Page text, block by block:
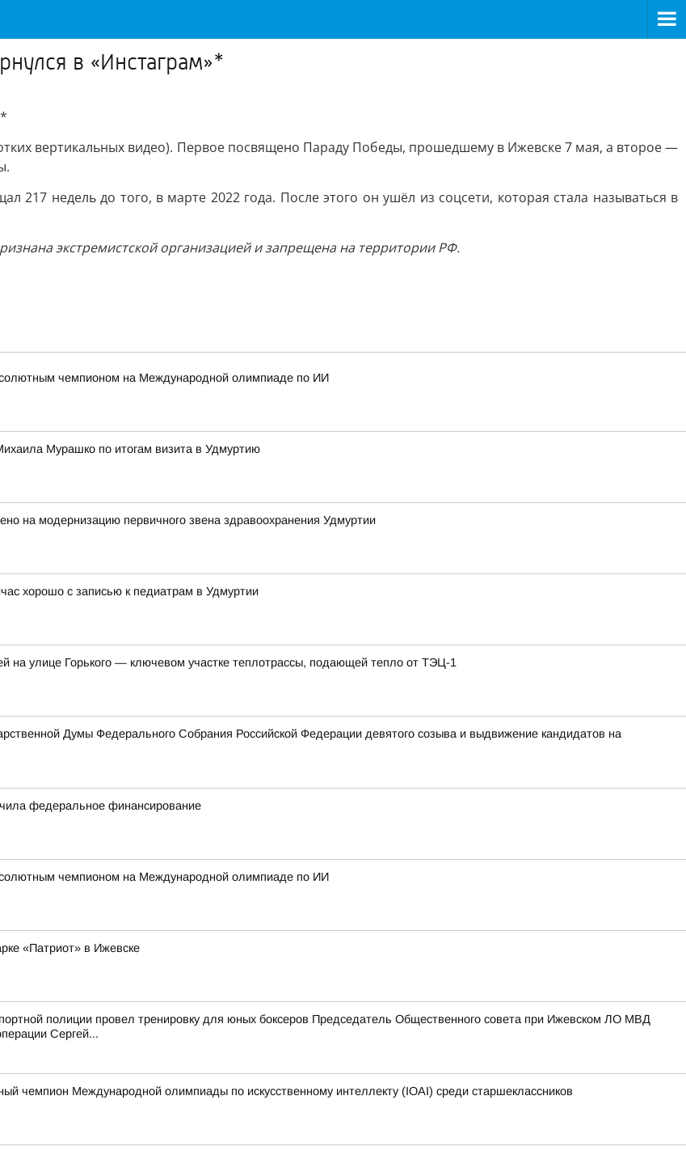
в «Инстаграм»*
вертикальных видео). Первое посвящено Параду Победы, прошедшему в Ижевске 7 мая, а второе —
217 недель до того, в марте 2022 года. После этого он ушёл из соцсети, которая стала называться в
экстремистской организацией и запрещена на территории РФ.
чемпионом на Международной олимпиаде по ИИ
Мурашко по итогам визита в Удмуртию
на модернизацию первичного звена здравоохранения Удмуртии
хорошо с записью к педиатрам в Удмуртии
на улице Горького — ключевом участке теплотрассы, подающей тепло от ТЭЦ-1
Думы Федерального Собрания Российской Федерации девятого созыва и выдвижение кандидатов на
федеральное финансирование
чемпионом на Международной олимпиаде по ИИ
«Патриот» в Ижевске
полиции провел тренировку для юных боксеров Председатель Общественного совета при Ижевском ЛО МВД
Сергей...
чемпион Международной олимпиады по искусственному интеллекту (IOAI) среди старшеклассников